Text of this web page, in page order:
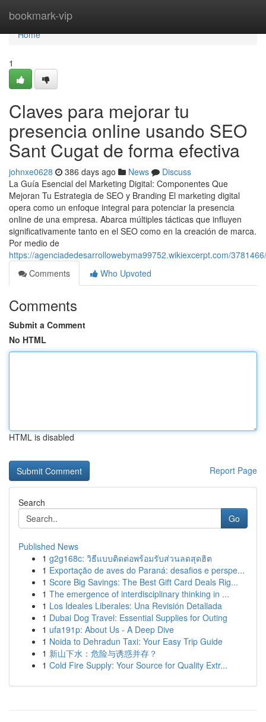
bookmark-vip
Home
Home
1
Claves para mejorar tu
presencia online usando SEO
Sant Cugat de forma efectiva
johnxe0628 386 days ago News
Discuss
La Guía Esencial del Marketing Digital: Componentes Que
Mejoran Tu Estrategia de SEO y Branding El marketing digital
opera como un enfoque integral para potenciar la presencia
online de una empresa. Abarca múltiples tácticas que influyen
significativamente tanto en el SEO como en la creación de marca.
Por medio de
https://agenciadedesarrollowebyma99752.wikiexcerpt.com/
Comments
Who Upvoted
Comments
Submit a Comment
No HTML
HTML is disabled
Report Page
Search
Go
Published News
1 g2g168c: วิธีแบบติดต่อพร้อมรับส่วนลดสุดฮิต
1 Exportação de aves do Paraná: desafios e perspe...
1 Score Big Savings: The Best Gift Card Deals Rig...
1 The emergence of interdisciplinary thinking in ...
1 Los Ideales Liberales: Una Revisión Detallada
1 Dubai Dog Travel: Essential Supplies for Outing
1 ufa191p: About Us - A Deep Dive
1 Noida to Dehradun Taxi: Your Easy Trip Guide
1 新山下水：危险与诱惑并存？
1 Cold Fire Supply: Your Source for Quality Extr...